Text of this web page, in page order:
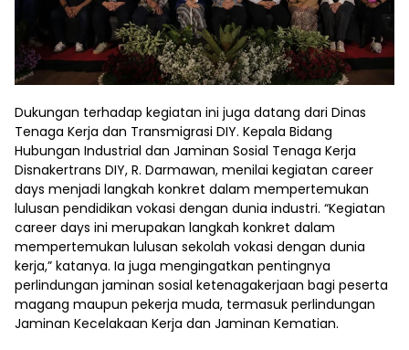
Dukungan terhadap kegiatan ini juga datang dari Dinas
Tenaga Kerja dan Transmigrasi DIY. Kepala Bidang
Hubungan Industrial dan Jaminan Sosial Tenaga Kerja
Disnakertrans DIY, R. Darmawan, menilai kegiatan career
days menjadi langkah konkret dalam mempertemukan
lulusan pendidikan vokasi dengan dunia industri. “Kegiatan
career days ini merupakan langkah konkret dalam
mempertemukan lulusan sekolah vokasi dengan dunia
kerja,” katanya. Ia juga mengingatkan pentingnya
perlindungan jaminan sosial ketenagakerjaan bagi peserta
magang maupun pekerja muda, termasuk perlindungan
Jaminan Kecelakaan Kerja dan Jaminan Kematian.